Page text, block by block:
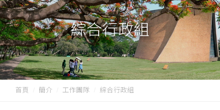
綜合行政組
首頁 簡介 工作團隊 綜合行政組